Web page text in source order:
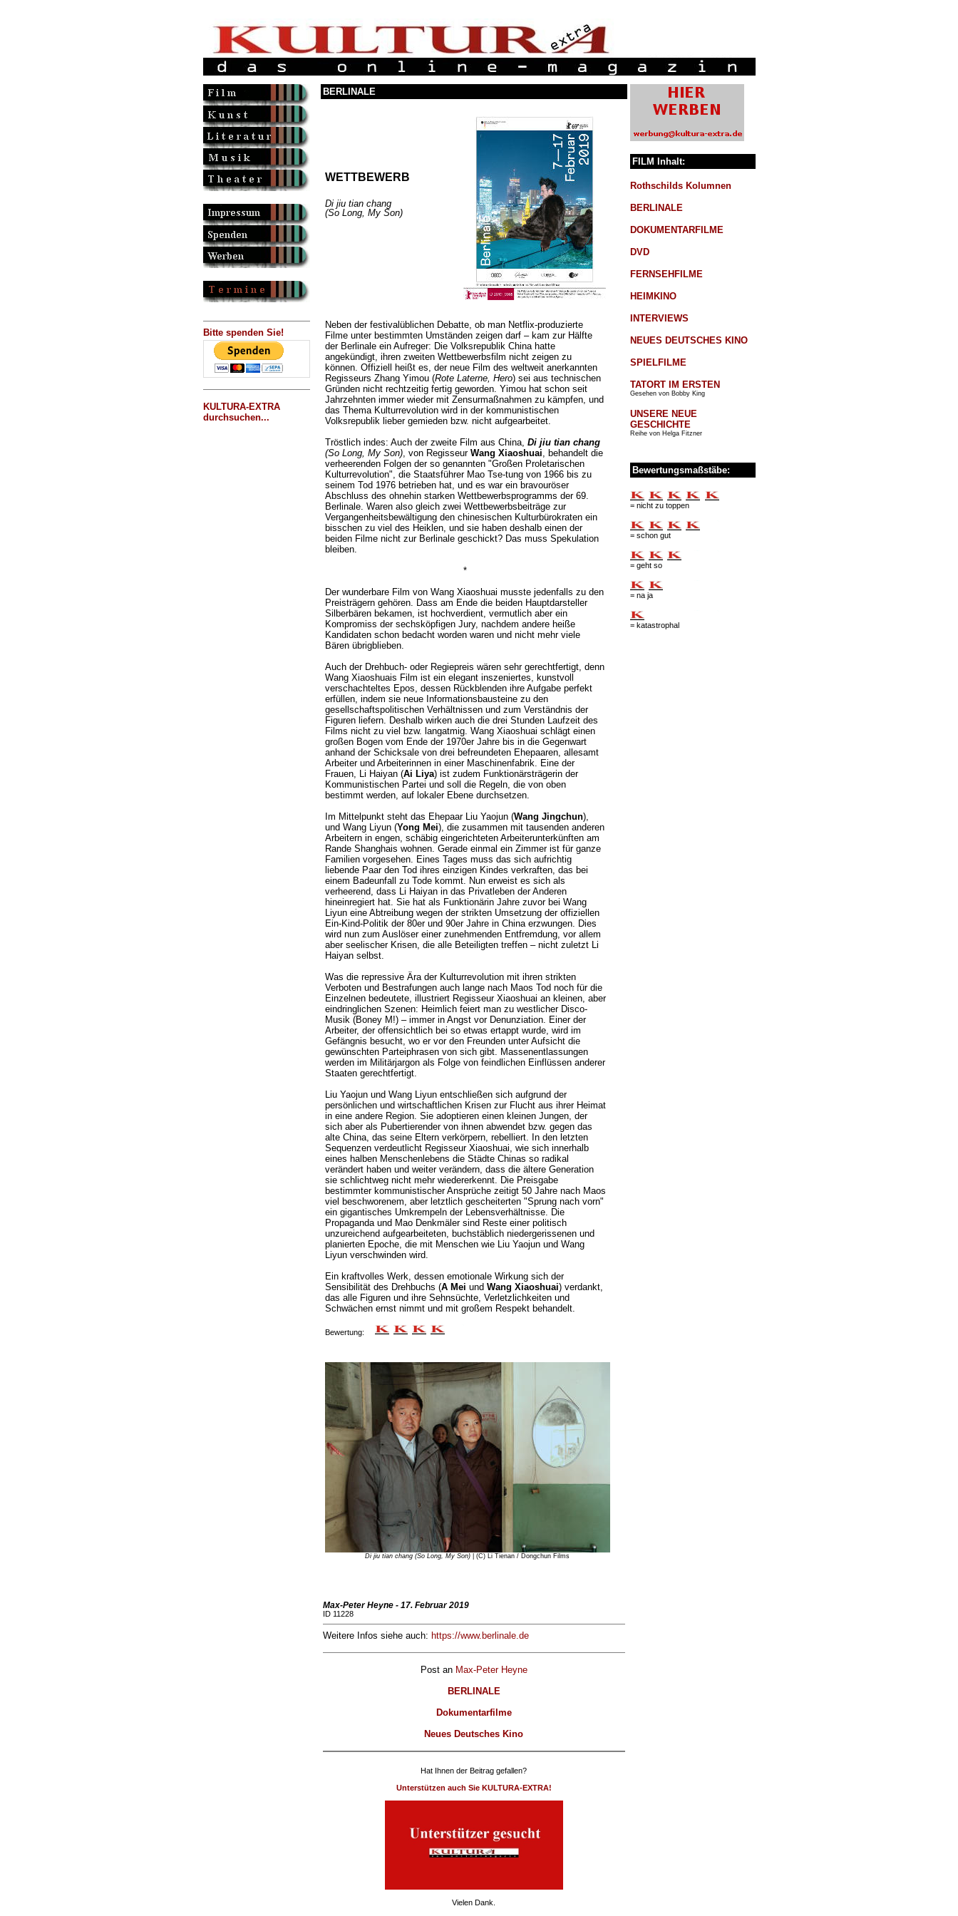
Bitte spenden Sie!
KULTURA-EXTRA
durchsuchen...
BERLINALE
WETTBEWERB
Di jiu tian chang
(So Long, My Son)
Neben der festivalüblichen Debatte, ob man Netflix-produzierte
Filme unter bestimmten Umständen zeigen darf – kam zur Hälfte
der Berlinale ein Aufreger: Die Volksrepublik China hatte
angekündigt, ihren zweiten Wettbewerbsfilm nicht zeigen zu
können. Offiziell heißt es, der neue Film des weltweit anerkannten
Regisseurs Zhang Yimou (Rote Laterne, Hero) sei aus technischen
Gründen nicht rechtzeitig fertig geworden. Yimou hat schon seit
Jahrzehnten immer wieder mit Zensurmaßnahmen zu kämpfen, und
das Thema Kulturrevolution wird in der kommunistischen
Volksrepublik lieber gemieden bzw. nicht aufgearbeitet.
Tröstlich indes: Auch der zweite Film aus China, Di jiu tian chang
(So Long, My Son), von Regisseur Wang Xiaoshuai, behandelt die
verheerenden Folgen der so genannten "Großen Proletarischen
Kulturrevolution", die Staatsführer Mao Tse-tung von 1966 bis zu
seinem Tod 1976 betrieben hat, und es war ein bravouröser
Abschluss des ohnehin starken Wettbewerbsprogramms der 69.
Berlinale. Waren also gleich zwei Wettbewerbsbeiträge zur
Vergangenheitsbewältigung den chinesischen Kulturbürokraten ein
bisschen zu viel des Heiklen, und sie haben deshalb einen der
beiden Filme nicht zur Berlinale geschickt? Das muss Spekulation
bleiben.
*
Der wunderbare Film von Wang Xiaoshuai musste jedenfalls zu den
Preisträgern gehören. Dass am Ende die beiden Hauptdarsteller
Silberbären bekamen, ist hochverdient, vermutlich aber ein
Kompromiss der sechsköpfigen Jury, nachdem andere heiße
Kandidaten schon bedacht worden waren und nicht mehr viele
Bären übrigblieben.
Auch der Drehbuch- oder Regiepreis wären sehr gerechtfertigt, denn
Wang Xiaoshuais Film ist ein elegant inszeniertes, kunstvoll
verschachteltes Epos, dessen Rückblenden ihre Aufgabe perfekt
erfüllen, indem sie neue Informationsbausteine zu den
gesellschaftspolitischen Verhältnissen und zum Verständnis der
Figuren liefern. Deshalb wirken auch die drei Stunden Laufzeit des
Films nicht zu viel bzw. langatmig. Wang Xiaoshuai schlägt einen
großen Bogen vom Ende der 1970er Jahre bis in die Gegenwart
anhand der Schicksale von drei befreundeten Ehepaaren, allesamt
Arbeiter und Arbeiterinnen in einer Maschinenfabrik. Eine der
Frauen, Li Haiyan (Ai Liya) ist zudem Funktionärsträgerin der
Kommunistischen Partei und soll die Regeln, die von oben
bestimmt werden, auf lokaler Ebene durchsetzen.
Im Mittelpunkt steht das Ehepaar Liu Yaojun (Wang Jingchun),
und Wang Liyun (Yong Mei), die zusammen mit tausenden anderen
Arbeitern in engen, schäbig eingerichteten Arbeiterunterkünften am
Rande Shanghais wohnen. Gerade einmal ein Zimmer ist für ganze
Familien vorgesehen. Eines Tages muss das sich aufrichtig
liebende Paar den Tod ihres einzigen Kindes verkraften, das bei
einem Badeunfall zu Tode kommt. Nun erweist es sich als
verheerend, dass Li Haiyan in das Privatleben der Anderen
hineinregiert hat. Sie hat als Funktionärin Jahre zuvor bei Wang
Liyun eine Abtreibung wegen der strikten Umsetzung der offiziellen
Ein-Kind-Politik der 80er und 90er Jahre in China erzwungen. Dies
wird nun zum Auslöser einer zunehmenden Entfremdung, vor allem
aber seelischer Krisen, die alle Beteiligten treffen – nicht zuletzt Li
Haiyan selbst.
Was die repressive Ära der Kulturrevolution mit ihren strikten
Verboten und Bestrafungen auch lange nach Maos Tod noch für die
Einzelnen bedeutete, illustriert Regisseur Xiaoshuai an kleinen, aber
eindringlichen Szenen: Heimlich feiert man zu westlicher Disco-
Musik (Boney M!) – immer in Angst vor Denunziation. Einer der
Arbeiter, der offensichtlich bei so etwas ertappt wurde, wird im
Gefängnis besucht, wo er vor den Freunden unter Aufsicht die
gewünschten Parteiphrasen von sich gibt. Massenentlassungen
werden im Militärjargon als Folge von feindlichen Einflüssen anderer
Staaten gerechtfertigt.
Liu Yaojun und Wang Liyun entschließen sich aufgrund der
persönlichen und wirtschaftlichen Krisen zur Flucht aus ihrer Heimat
in eine andere Region. Sie adoptieren einen kleinen Jungen, der
sich aber als Pubertierender von ihnen abwendet bzw. gegen das
alte China, das seine Eltern verkörpern, rebelliert. In den letzten
Sequenzen verdeutlicht Regisseur Xiaoshuai, wie sich innerhalb
eines halben Menschenlebens die Städte Chinas so radikal
verändert haben und weiter verändern, dass die ältere Generation
sie schlichtweg nicht mehr wiedererkennt. Die Preisgabe
bestimmter kommunistischer Ansprüche zeitigt 50 Jahre nach Maos
viel beschworenem, aber letztlich gescheiterten "Sprung nach vorn"
ein gigantisches Umkrempeln der Lebensverhältnisse. Die
Propaganda und Mao Denkmäler sind Reste einer politisch
unzureichend aufgearbeiteten, buchstäblich niedergerissenen und
planierten Epoche, die mit Menschen wie Liu Yaojun und Wang
Liyun verschwinden wird.
Ein kraftvolles Werk, dessen emotionale Wirkung sich der
Sensibilität des Drehbuchs (A Mei und Wang Xiaoshuai) verdankt,
das alle Figuren und ihre Sehnsüchte, Verletzlichkeiten und
Schwächen ernst nimmt und mit großem Respekt behandelt.
Bewertung:
Di jiu tian chang (So Long, My Son) | (C) Li Tienan / Dongchun Films
Max-Peter Heyne - 17. Februar 2019
ID 11228
Weitere Infos siehe auch: https://www.berlinale.de
Post an Max-Peter Heyne
BERLINALE
Dokumentarfilme
Neues Deutsches Kino
Hat Ihnen der Beitrag gefallen?
Unterstützen auch Sie KULTURA-EXTRA!
Vielen Dank.
FILM Inhalt:
Rothschilds Kolumnen
BERLINALE
DOKUMENTARFILME
DVD
FERNSEHFILME
HEIMKINO
INTERVIEWS
NEUES DEUTSCHES KINO
SPIELFILME
TATORT IM ERSTEN
Gesehen von Bobby King
UNSERE NEUE
GESCHICHTE
Reihe von Helga Fitzner
Bewertungsmaßstäbe:
= nicht zu toppen
= schon gut
= geht so
= na ja
= katastrophal